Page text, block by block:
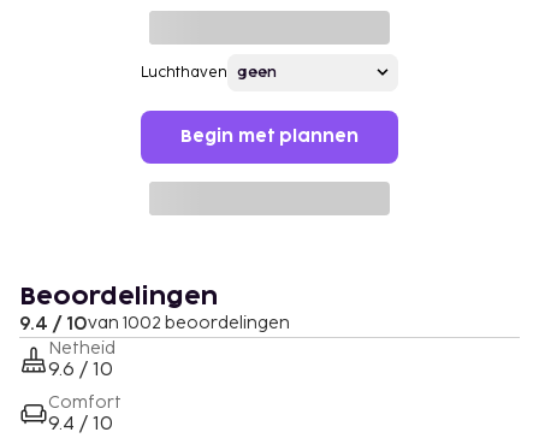
Luchthaven
Begin met plannen
Beoordelingen
9.4 / 10van 1002 beoordelingen
Netheid
9.6 / 10
Comfort
9.4 / 10